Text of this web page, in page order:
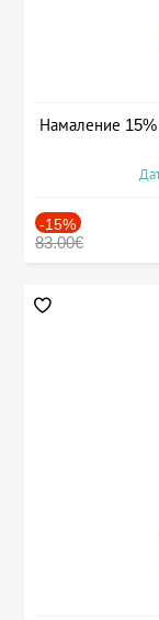
Намаление
-15%
83.00€